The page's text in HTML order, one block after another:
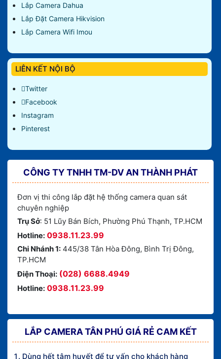
Lắp Camera Dahua
Lắp Đặt Camera Hikvision
Lắp Camera Wifi Imou
LIÊN KẾT NỘI BỘ
Twitter
Facebook
Instagram
Pinterest
CÔNG TY TNHH TM-DV AN THÀNH PHÁT
Đơn vị thi công lắp đặt hệ thống camera quan sát
chuyên nghiệp
Trụ Sở: 51 Lũy Bán Bích, Phường Phú Thạnh, TP.HCM
Hotline: 0938.11.23.99
Chi Nhánh 1: 445/38 Tân Hòa Đông, Bình Trị Đông,
TP.HCM
Điện Thoại: (028) 6688.4949
Hotline: 0938.11.23.99
LẮP CAMERA TÂN PHÚ GIÁ RẺ CAM KẾT
Dùng hết tâm huyết để tư vấn cho khách hàng